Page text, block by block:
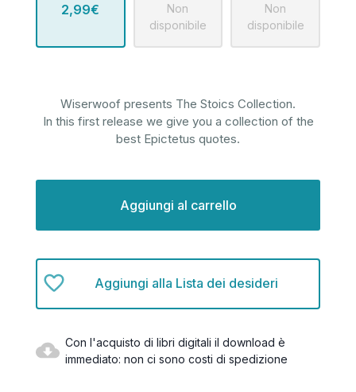
2,99€
Non
disponibile
Non
disponibile
Wiserwoof presents The Stoics Collection.
In this first release we give you a collection of the
best Epictetus quotes.
Aggiungi alla Lista dei desideri
Con l'acquisto di libri digitali il download è
immediato: non ci sono costi di spedizione